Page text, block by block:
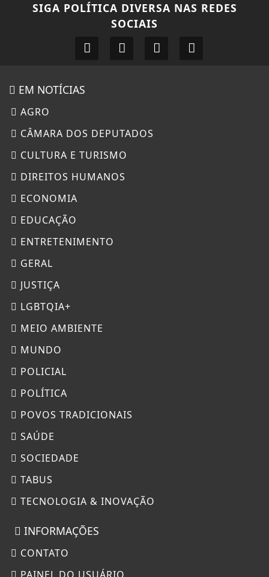
SIGA POLÍTICA DIVERSA NAS REDES
SOCIAIS
EM NOTÍCIAS
AGRO
CÂMARA DOS DEPUTADOS
CULTURA E TURISMO
DIREITOS HUMANOS
ECONOMIA
EDUCAÇÃO
ENTRETENIMENTO
GERAL
JUSTIÇA
LGBTQIA+
MEIO AMBIENTE
MUNDO
POLICIAL
POLÍTICA
POVOS TRADICIONAIS
SAÚDE
SOCIEDADE
TABUS
TECNOLOGIA & INOVAÇÃO
INFORMAÇÕES
CONTATO